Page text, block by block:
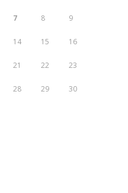
7 8 9
14 15 16
21 22 23
28 29 30